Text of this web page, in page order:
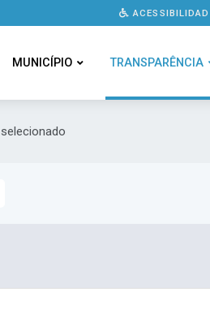
MUNICÍPIO TRANSPARÊNCIA